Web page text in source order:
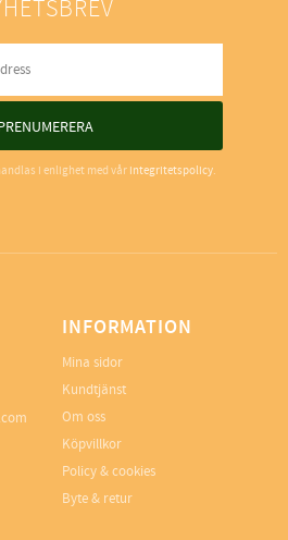
i enlighet med vår integritetspolicy.
INFORMATION
Mina sidor
Kundtjänst
Om oss
Köpvillkor
Policy & cookies
Byte & retur